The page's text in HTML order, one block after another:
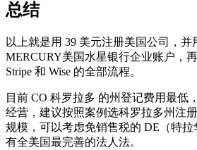
总结
以上就是用 39 美元注册美国公司，并
MERCURY美国水星银行企业账户，再
Stripe 和 Wise 的全部流程。
目前 CO 科罗拉多 的州登记费用最低
经营，建议按照案例选科罗拉多州注
规模，可以考虑免销售税的 DE（特拉
有全美国最完善的法人法。